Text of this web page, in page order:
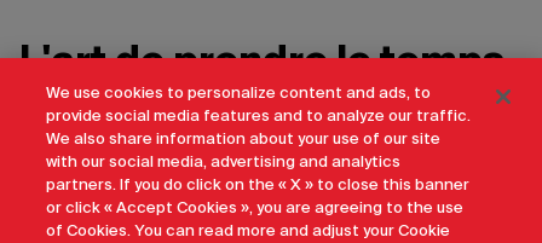
L'art de prendre le temps
Comment adopter l’art de voyager
lentement au Canada ?
Au Canada, le voyage ne se mesure pas en kilomètres,
We use cookies to personalize content and ads, to
provide social media features and to analyze our traffic.
We also share information about your use of our site
with our social media, advertising and analytics
partners. If you do click on the « X » to close this banner
or click « Accept Cookies », you are agreeing to the use
of Cookies. You can read more and adjust your Cookie